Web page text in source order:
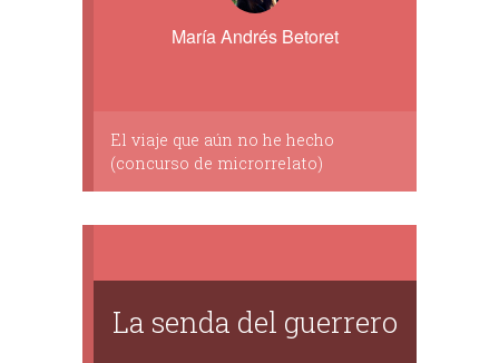
María Andrés Betoret
El viaje que aún no he hecho
(concurso de microrrelato)
La senda del guerrero